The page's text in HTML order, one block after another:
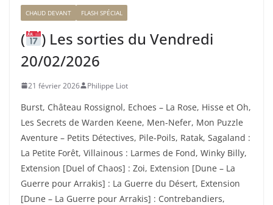
CHAUD DEVANT FLASH SPÉCIAL
(
) Les sorties du Vendredi
20/02/2026
21 février 2026 Philippe Liot
Burst, Château Rossignol, Echoes – La Rose, Hisse et Oh,
Les Secrets de Warden Keene, Men-Nefer, Mon Puzzle
Aventure – Petits Détectives, Pile-Poils, Ratak, Sagaland :
La Petite Forêt, Villainous : Larmes de Fond, Winky Billy,
Extension [Duel of Chaos] : Zoi, Extension [Dune – La
Guerre pour Arrakis] : La Guerre du Désert, Extension
[Dune – La Guerre pour Arrakis] : Contrebandiers,